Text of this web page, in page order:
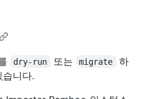
dry-run 또는 migrate
하
니다.